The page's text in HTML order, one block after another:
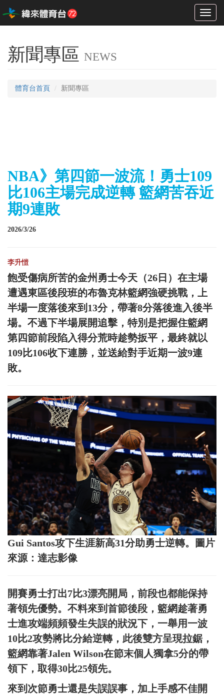
Toggle
新聞專區 NEWS
體育台首頁 新聞專區
NBA》第四節一波流！勇士109
比106主場完成逆轉 籃網苦吞近
期9連敗
2026/3/26
李升愷
飽受傷病所苦的金州勇士今天（26日）在主場
遭遇東區後段班的布魯克林籃網強硬挑戰，上
半場一度落後來到13分，帶著8分落後進入後半
場。不過下半場展開追擊，特別是把握住籃網
第四節前段陷入得分荒時趁勢扳平，最終就以
109比106收下連勝，並送給對手近期一波9連
敗。
Gui Santos攻下生涯新高31分助勇士逆轉。圖片
來源：達志影像
開賽勇士打出7比3漂亮開局，前段也都能保持
著領先優勢。不料來到首節後段，籃網趁著勇
士進攻端頻頻發生失誤的狀況下，一舉用一波
10比2攻勢將比分給逆轉，此後雙方呈現拉鋸，
籃網靠著Jalen Wilson在節末個人獨拿5分的帶
領下，取得30比25領先。
來到次節勇士還是失誤誤事，加上手感不佳開